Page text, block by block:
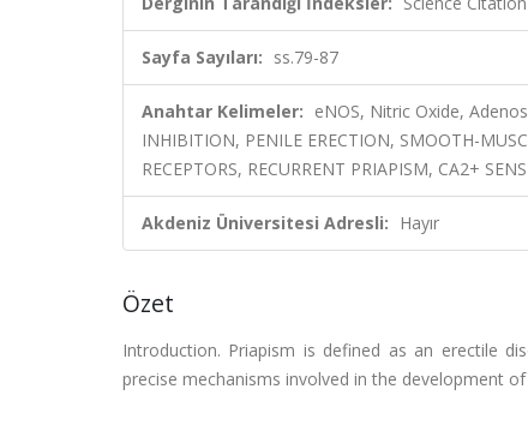
Sayfa Sayıları: ss.79-87
Anahtar Kelimeler: eNOS, Nitric Oxide,
INHIBITION, PENILE ERECTION, SMOOTH-
RECEPTORS, RECURRENT PRIAPISM, CA2+
Akdeniz Üniversitesi Adresli: Hayır
Özet
Introduction. Priapism is defined as an erectile
precise mechanisms involved in the development